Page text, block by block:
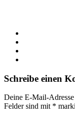
Schreibe einen
Deine E-Mail-
Felder sind mit *